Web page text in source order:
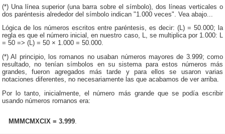
(*) Una línea superior (una barra sobre el símbolo), dos líneas verticales o
dos paréntesis alrededor del símbolo indican "1.000 veces". Vea abajo...
Lógica de los números escritos entre paréntesis, es decir: (L) = 50.000; la
regla es que el número inicial, en nuestro caso, L, se multiplica por 1.000: L
= 50 => (L) = 50 × 1.000 = 50.000.
(*) Al principio, los romanos no usaban números mayores de 3.999; como
resultado, no tenían símbolos en su sistema para estos números más
grandes, fueron agregados más tarde y para ellos se usaron varias
notaciones diferentes, no necesariamente las que acabamos de ver arriba.
Por lo tanto, inicialmente, el número más grande que se podía escribir
usando números romanos era:
MMMCMXCIX = 3.999